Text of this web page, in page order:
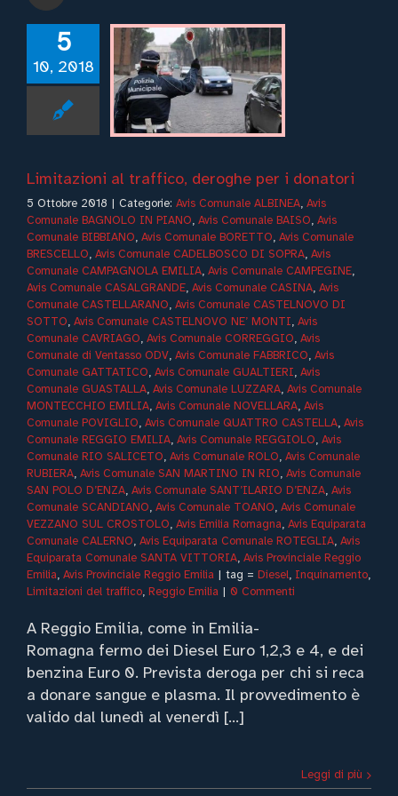
5
10, 2018
Avis
di Ventasso
Avis Comunale
Avis
GATTATICO
Avis
EMILIA
Avis Equiparata
CALERNO
Comunale
VITTORIA Avis
Reggio Emilia
Emilia
Limitazioni al traffico, deroghe per i donatori
5 Ottobre 2018 Categorie: Avis Comunale ALBINEA, Avis
Comunale BAGNOLO IN PIANO, Avis Comunale BAISO, Avis
Comunale BIBBIANO, Avis Comunale BORETTO, Avis Comunale
BRESCELLO, Avis Comunale CADELBOSCO DI SOPRA, Avis
Comunale CAMPAGNOLA EMILIA, Avis Comunale CAMPEGINE,
Avis Comunale CASALGRANDE, Avis Comunale CASINA, Avis
Comunale CASTELLARANO, Avis Comunale CASTELNOVO DI
SOTTO, Avis Comunale CASTELNOVO NE’ MONTI, Avis
Comunale CAVRIAGO, Avis Comunale CORREGGIO, Avis
Comunale di Ventasso ODV, Avis Comunale FABBRICO, Avis
Comunale GATTATICO, Avis Comunale GUALTIERI, Avis
Comunale GUASTALLA, Avis Comunale LUZZARA, Avis Comunale
MONTECCHIO EMILIA, Avis Comunale NOVELLARA, Avis
Comunale POVIGLIO, Avis Comunale QUATTRO CASTELLA, Avis
Comunale REGGIO EMILIA, Avis Comunale REGGIOLO, Avis
Comunale RIO SALICETO, Avis Comunale ROLO, Avis Comunale
RUBIERA, Avis Comunale SAN MARTINO IN RIO, Avis Comunale
SAN POLO D’ENZA, Avis Comunale SANT’ILARIO D’ENZA, Avis
Comunale SCANDIANO, Avis Comunale TOANO, Avis Comunale
VEZZANO SUL CROSTOLO, Avis Emilia Romagna, Avis Equiparata
Comunale CALERNO, Avis Equiparata Comunale ROTEGLIA, Avis
Equiparata Comunale SANTA VITTORIA, Avis Provinciale Reggio
Emilia, Avis Provinciale Reggio Emilia tag = Diesel, Inquinamento,
Limitazioni del traffico, Reggio Emilia 0 Commenti
A Reggio Emilia, come in Emilia-
Romagna fermo dei Diesel Euro 1,2,3 e 4, e dei
benzina Euro 0. Prevista deroga per chi si reca
a donare sangue e plasma. Il provvedimento è
valido dal lunedì al venerdì [...]
Leggi di più